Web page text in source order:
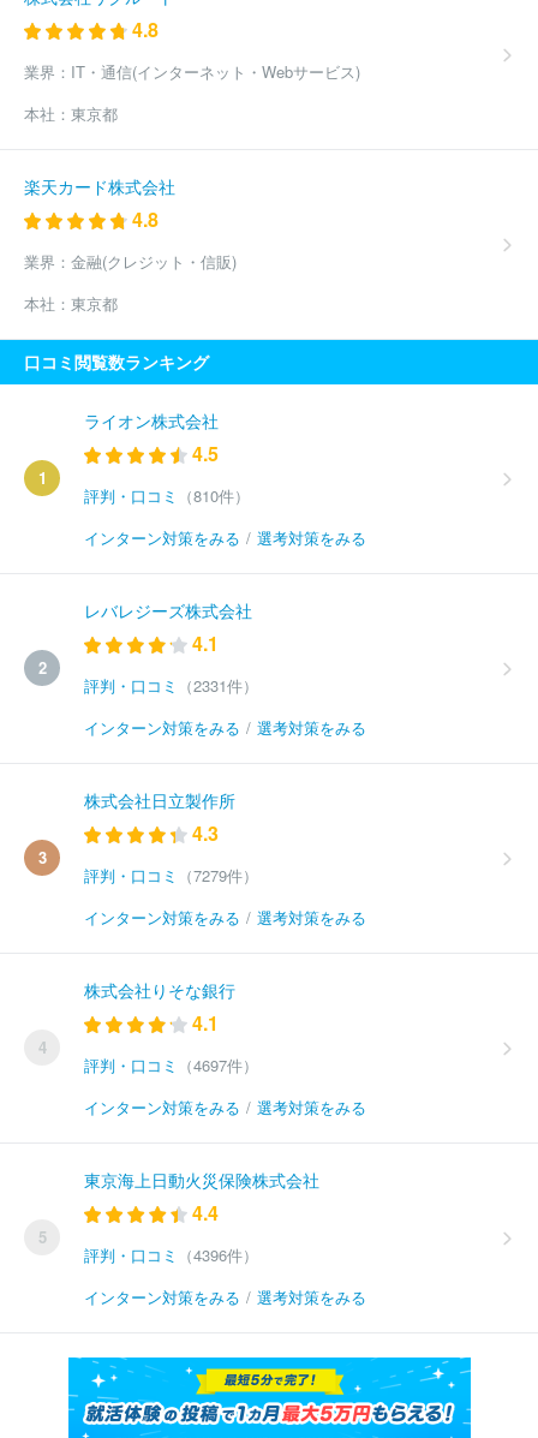
4.8
業界： IT・通信(インターネット・Webサービス)
本社： 東京都
楽天カード株式会社
4.8
業界： 金融(クレジット・信販)
本社： 東京都
口コミ閲覧数ランキング
1
ライオン株式会社
4.5
評判・口コミ
（810件）
インターン対策をみる / 選考対策をみる
2
レバレジーズ株式会社
4.1
評判・口コミ
（2331件）
インターン対策をみる / 選考対策をみる
3
株式会社日立製作所
4.3
評判・口コミ
（7279件）
インターン対策をみる / 選考対策をみる
4
株式会社りそな銀行
4.1
評判・口コミ
（4697件）
インターン対策をみる / 選考対策をみる
5
東京海上日動火災保険株式会社
4.4
評判・口コミ
（4396件）
インターン対策をみる / 選考対策をみる